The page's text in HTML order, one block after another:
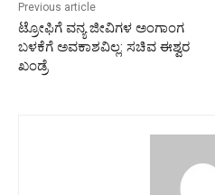
Previous article
ಟ್ರೋಫಿಗೆ ವನ್ಯ ಜೀವಿಗಳ ಅಂಗಾಂಗ
ಬಳಕೆಗೆ ಅವಕಾಶವಿಲ್ಲ: ಸಚಿವ ಈಶ್ವರ
ಖಂಡ್ರೆ